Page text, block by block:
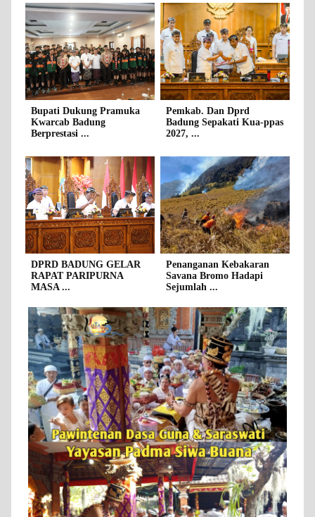
Bupati Dukung Pramuka
Kwarcab Badung
Berprestasi ...
Pemkab. Dan Dprd
Badung Sepakati Kua-ppas
2027, ...
DPRD BADUNG GELAR
RAPAT PARIPURNA
MASA ...
Penanganan Kebakaran
Savana Bromo Hadapi
Sejumlah ...